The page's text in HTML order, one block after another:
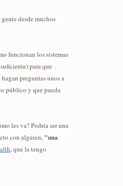
desde muchos
funcionan los sistemas
para que
preguntas unos a
público y que pueda
les va? Podría ser una
con alguien, "una
, que la tengo